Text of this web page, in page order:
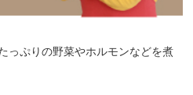
っぷりの野菜やホルモンなどを煮